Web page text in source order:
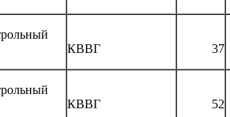
КВВГ 37
КВВГ 52